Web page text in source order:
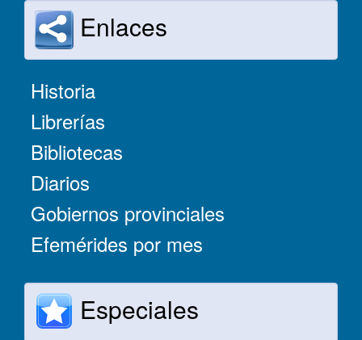
Enlaces
Historia
Librerías
Bibliotecas
Diarios
Gobiernos provinciales
Efemérides por mes
Especiales